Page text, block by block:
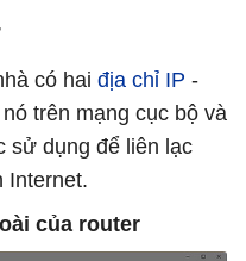
có hai địa chỉ IP -
trên mạng cục bộ và
sử dụng để liên lạc
Internet.
của router